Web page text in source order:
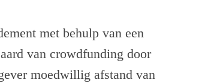
met behulp van een
van crowdfunding door
moedwillig afstand van